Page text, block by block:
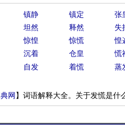
镇静 镇定 张
坦然 释然 失
惊惶 惊慌 惶
沉着 仓皇 慌
自发 着慌 蒸
网 】词语解释大全。关于发慌是什